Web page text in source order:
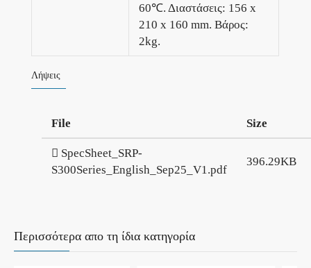
60℃. Διαστάσεις: 156 x
210 x 160 mm. Βάρος:
2kg.
Λήψεις
File Size
SpecSheet_SRP-
S300Series_English_Sep25_V1.pdf
396.29KB
Περισσότερα απο τη ίδια κατηγορία